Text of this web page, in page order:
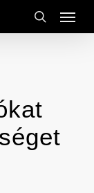
search
Menu